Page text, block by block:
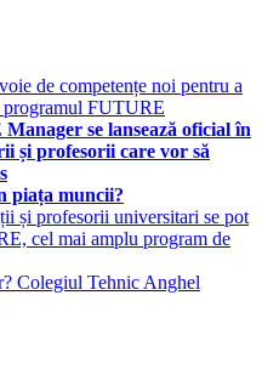
de competențe noi pentru a
programul FUTURE
se lansează oficial în
și profesorii care vor să
piața muncii?
și profesorii universitari se pot
cel mai amplu program de
Colegiul Tehnic Anghel